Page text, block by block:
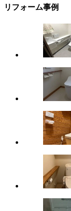
リフォーム事例